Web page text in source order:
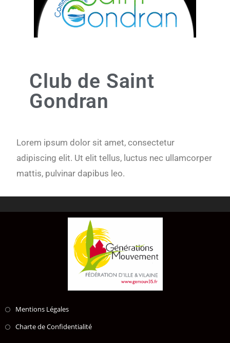
Club de Saint
Gondran
Lorem ipsum dolor sit amet, consectetur
adipiscing elit. Ut elit tellus, luctus nec ullamcorper
mattis, pulvinar dapibus leo.
Mentions Légales
Charte de Confidentialité